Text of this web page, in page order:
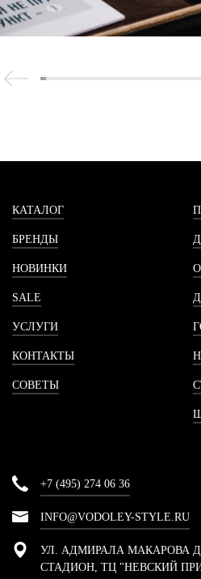
КАТАЛОГ
БРЕНДЫ
НОВИНКИ
SALE
УСЛУГИ
КОНТАКТЫ
СОВЕТЫ
+7 (495) 274 06 36
INFO@VODOLEY-STYLE.RU
УЛ. АДМИРАЛА МАКАРОВА
СТАДИОН, ТЦ "НЕВСКИЙ